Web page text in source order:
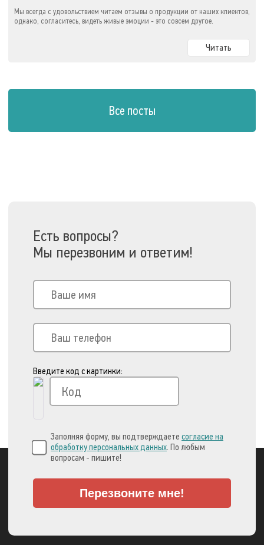
Мы всегда с удовольствием читаем отзывы о продукции от наших клиентов,
однако, согласитесь, видеть живые эмоции - это совсем другое.
Читать
Все посты
Есть вопросы?
Мы перезвоним и ответим!
Введите код с картинки:
Заполняя форму, вы подтверждаете согласие на
обработку персональных данных. По любым
вопросам - пишите!
Перезвоните мне!